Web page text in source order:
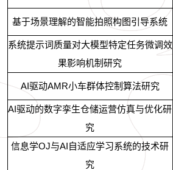
基于场景理解的智能拍照构图引导系统
系统提示词质量对大模型特定任务微调效
果影响机制研究
AI驱动AMR小车群体控制算法研究
AI驱动的数字孪生仓储运营仿真与优化研
究
信息学OJ与AI自适应学习系统的技术研
究